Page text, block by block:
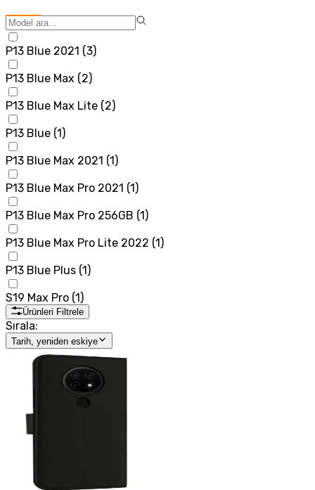
P13 Blue 2021 (3)
P13 Blue Max (2)
P13 Blue Max Lite (2)
P13 Blue (1 )
P13 Blue Max 2021 (1 )
P13 Blue Max Pro 2021 (1 )
P13 Blue Max Pro 256GB (1 )
P13 Blue Max Pro Lite 2022 (1 )
P13 Blue Plus (1 )
S19 Max Pro (1 )
Ürünleri Filtrele
Sırala:
Tarih, yeniden eskiye